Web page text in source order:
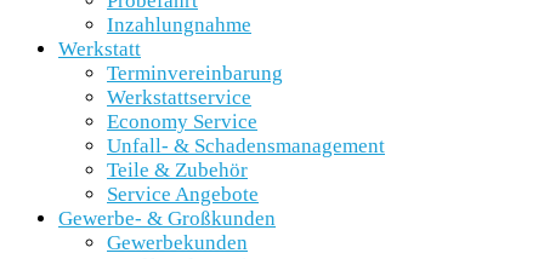
Inzahlungnahme
Werkstatt
Terminvereinbarung
Werkstattservice
Economy Service
Unfall- & Schadensmanagement
Teile & Zubehör
Service Angebote
Gewerbe- & Großkunden
Gewerbekunden